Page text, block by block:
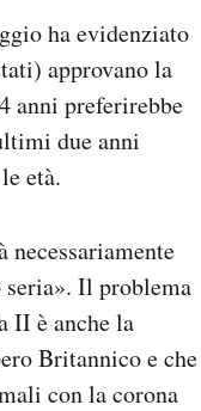
ha evidenziato
approvano la
anni preferirebbe
due anni
età.
necessariamente
seria». Il problema
II è anche la
Britannico e che
con la corona